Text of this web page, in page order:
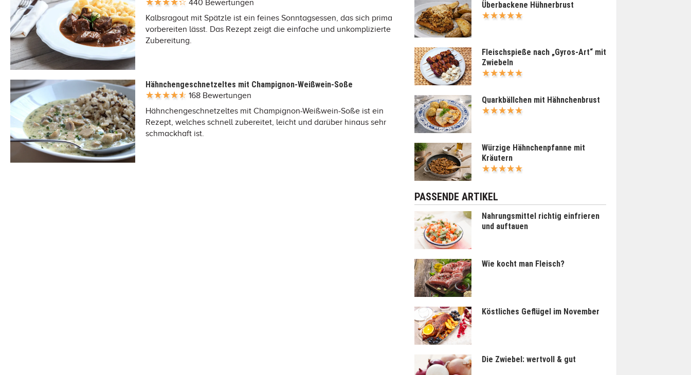
440 Bewertungen
Kalbsragout mit Spätzle ist ein feines Sonntagsessen, das sich prima
vorbereiten lässt. Das Rezept zeigt die einfache und unkomplizierte
Zubereitung.
Hähnchengeschnetzeltes mit Champignon-Weißwein-Soße
168 Bewertungen
Hähnchengeschnetzeltes mit Champignon-Weißwein-Soße ist ein
Rezept, welches schnell zubereitet, leicht und darüber hinaus sehr
schmackhaft ist.
Überbackene Hühnerbrust
Fleischspieße nach „Gyros-Art“ mit
Zwiebeln
Quarkbällchen mit Hähnchenbrust
Würzige Hähnchenpfanne mit
Kräutern
PASSENDE ARTIKEL
Nahrungsmittel richtig einfrieren
und auftauen
Wie kocht man Fleisch?
Köstliches Geflügel im November
Die Zwiebel: wertvoll & gut